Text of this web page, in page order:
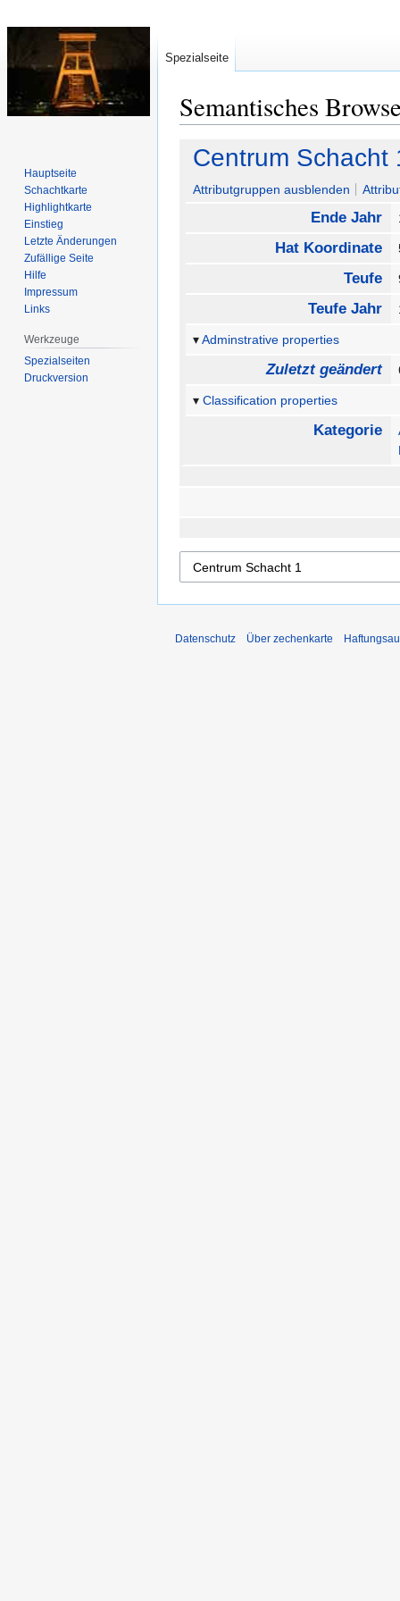
Semantisches
Zur
Navigation
springen
Zur
Suche
springen
Centrum Schacht
Attributgruppen ausblenden
Ende Jahr
Hat Koordinate
Teufe
Teufe Jahr
Adminstrative properties
Zuletzt geändert
Classification properties
Kategorie
Spezialseite
Hauptseite
Schachtkarte
Highlightkarte
Einstieg
Letzte Änderungen
Zufällige Seite
Hilfe
Impressum
Links
Werkzeuge
Spezialseiten
Druckversion
Datenschutz Über zechenkarte